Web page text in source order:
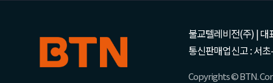
불교텔레비전(주) | 대
통신판매업신고 : 서
Copyrights © BTN.